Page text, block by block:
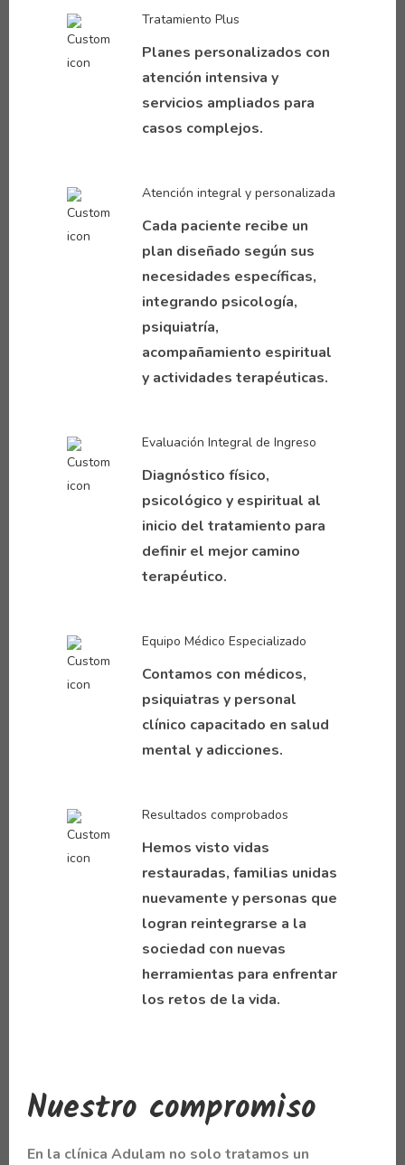
Tratamiento Plus
Planes personalizados con
atención intensiva y
servicios ampliados para
casos complejos.
Atención integral y personalizada
Cada paciente recibe un
plan diseñado según sus
necesidades específicas,
integrando psicología,
psiquiatría,
acompañamiento espiritual
y actividades terapéuticas.
Evaluación Integral de Ingreso
Diagnóstico físico,
psicológico y espiritual al
inicio del tratamiento para
definir el mejor camino
terapéutico.
Resultados comprobados
Hemos visto vidas
restauradas, familias unidas
nuevamente y personas que
logran reintegrarse a la
sociedad con nuevas
herramientas para enfrentar
los retos de la vida.
Equipo Médico Especializado
Contamos con médicos,
psiquiatras y personal
clínico capacitado en salud
mental y adicciones.
Nuestro compromiso
En la clínica Adulam no solo tratamos un